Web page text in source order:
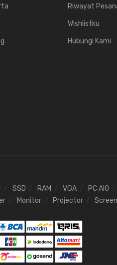
Riwayat
Wishlistku
Hubungi Kami
SSD RAM VGA PC AIO
Monitor Projector Screen